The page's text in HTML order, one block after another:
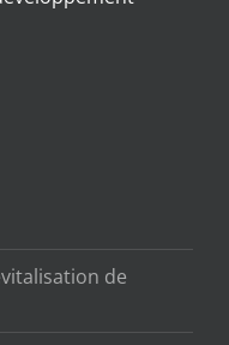
de